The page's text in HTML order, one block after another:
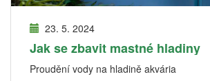
23. 5. 2024
Jak se zbavit mastné hladiny
Proudění vody na hladině akvária